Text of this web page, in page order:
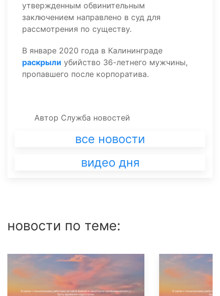
утвержденным обвинительным
заключением направлено в суд для
рассмотрения по существу.
В январе 2020 года в Калининграде
раскрыли убийство 36-летнего мужчины,
пропавшего после корпоратива.
Автор Служба новостей
все новости
видео дня
новости по теме: